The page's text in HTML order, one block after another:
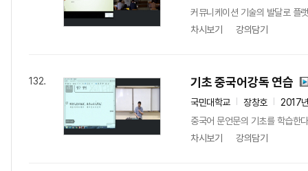
커뮤니케이션 기술의 발달로 플
차시보기
강의담기
132. 기초 중국어강독 연습
국민대학교 장창호
2017
중국어 문언문의 기초를 학습한다
차시보기
강의담기